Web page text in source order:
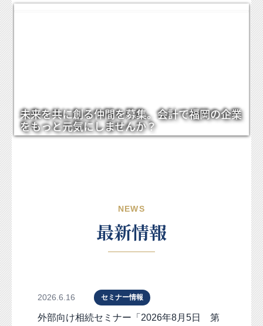
北九州本部はこちら
未来を共に創る仲間を募集。会計で福岡の企業
をもっと元気にしませんか？
NEWS
最新情報
2026.6.16 セミナー情報
外部向け相続セミナー「2026年8月5日 第